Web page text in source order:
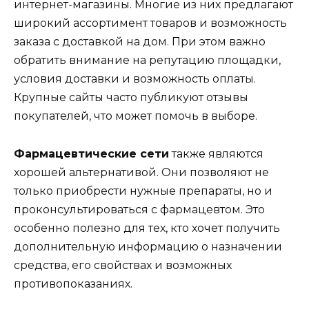
интернет-магазины. Многие из них предлагают
широкий ассортимент товаров и возможность
заказа с доставкой на дом. При этом важно
обратить внимание на репутацию площадки,
условия доставки и возможность оплаты.
Крупные сайты часто публикуют отзывы
покупателей, что может помочь в выборе.
Фармацевтические сети также являются
хорошей альтернативой. Они позволяют не
только приобрести нужные препараты, но и
проконсультироваться с фармацевтом. Это
особенно полезно для тех, кто хочет получить
дополнительную информацию о назначении
средства, его свойствах и возможных
противопоказаниях.